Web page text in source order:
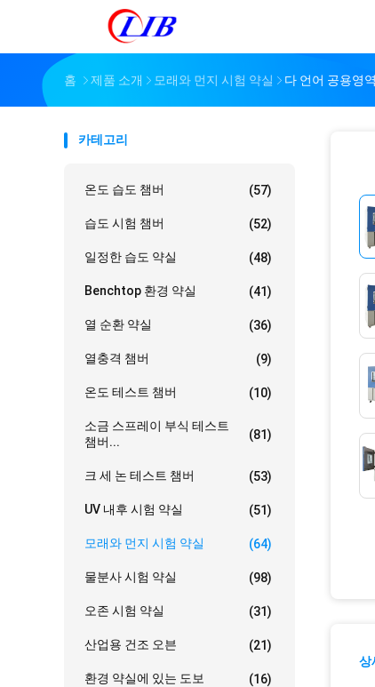
홈 제품 소개 모래와 먼지 시험 약실 다 언어 공용영
카테고리
온도 습도 챔버 (57)
습도 시험 챔버 (52)
일정한 습도 약실 (48)
Benchtop 환경 약실 (41)
열 순환 약실 (36)
열충격 챔버 (9)
온도 테스트 챔버 (10)
소금 스프레이 부식 테스트
챔버...
(81)
크 세 논 테스트 챔버 (53)
UV 내후 시험 약실 (51)
모래와 먼지 시험 약실 (64)
물분사 시험 약실 (98)
오존 시험 약실 (31)
산업용 건조 오븐 (21)
환경 약실에 있는 도보 (16)
상